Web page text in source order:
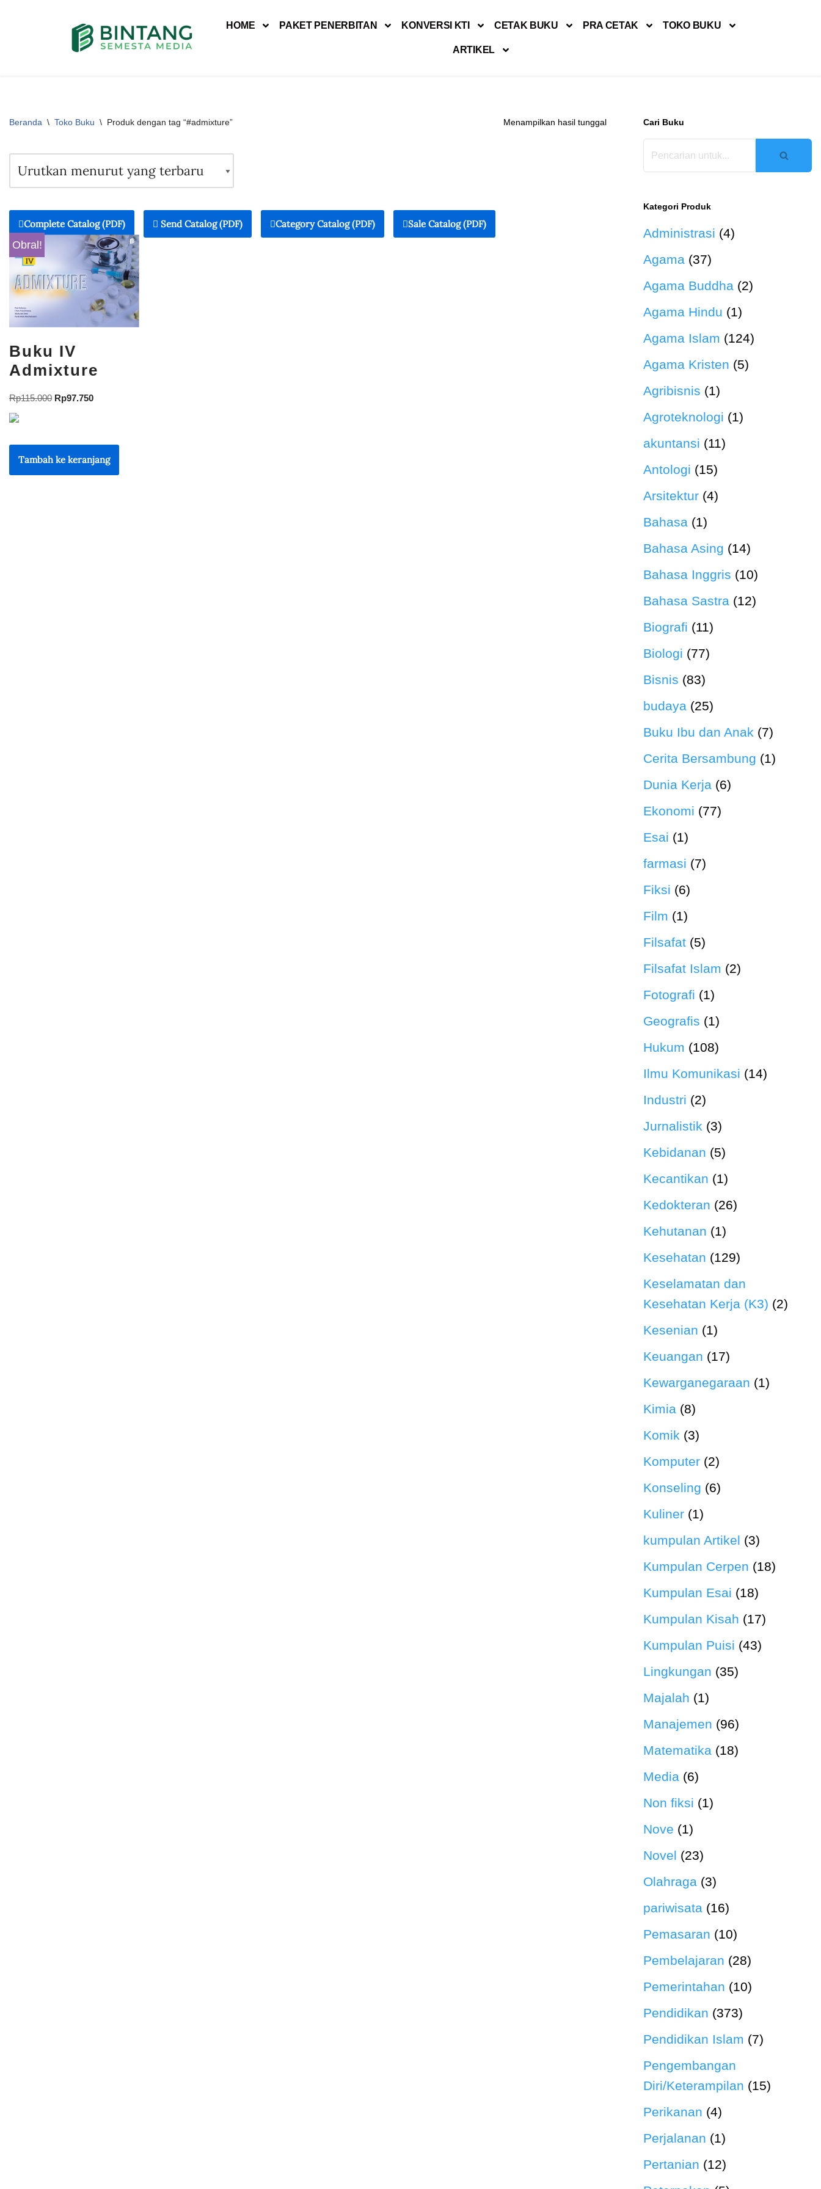
HOME PAKET PENERBITAN KONVERSI KTI CETAK BUKU PRA CETAK TOKO BUKU
ARTIKEL
Beranda \ Toko Buku \ Produk dengan tag “#admixture” Menampilkan hasil tunggal
Complete Catalog (PDF) Send Catalog (PDF) Category Catalog (PDF) Sale Catalog (PDF)
Obral!
Buku IV
Admixture
Rp115.000 Rp97.750
Tambah ke keranjang
Cari Buku
Kategori Produk
Administrasi (4)
Agama (37)
Agama Buddha (2)
Agama Hindu (1)
Agama Islam (124)
Agama Kristen (5)
Agribisnis (1)
Agroteknologi (1)
akuntansi (11)
Antologi (15)
Arsitektur (4)
Bahasa (1)
Bahasa Asing (14)
Bahasa Inggris (10)
Bahasa Sastra (12)
Biografi (11)
Biologi (77)
Bisnis (83)
budaya (25)
Buku Ibu dan Anak (7)
Cerita Bersambung (1)
Dunia Kerja (6)
Ekonomi (77)
Esai (1)
farmasi (7)
Fiksi (6)
Film (1)
Filsafat (5)
Filsafat Islam (2)
Fotografi (1)
Geografis (1)
Hukum (108)
Ilmu Komunikasi (14)
Industri (2)
Jurnalistik (3)
Kebidanan (5)
Kecantikan (1)
Kedokteran (26)
Kehutanan (1)
Kesehatan (129)
Keselamatan dan
Kesehatan Kerja (K3) (2)
Kesenian (1)
Keuangan (17)
Kewarganegaraan (1)
Kimia (8)
Komik (3)
Komputer (2)
Konseling (6)
Kuliner (1)
kumpulan Artikel (3)
Kumpulan Cerpen (18)
Kumpulan Esai (18)
Kumpulan Kisah (17)
Kumpulan Puisi (43)
Lingkungan (35)
Majalah (1)
Manajemen (96)
Matematika (18)
Media (6)
Non fiksi (1)
Nove (1)
Novel (23)
Olahraga (3)
pariwisata (16)
Pemasaran (10)
Pembelajaran (28)
Pemerintahan (10)
Pendidikan (373)
Pendidikan Islam (7)
Pengembangan
Diri/Keterampilan (15)
Perikanan (4)
Perjalanan (1)
Pertanian (12)